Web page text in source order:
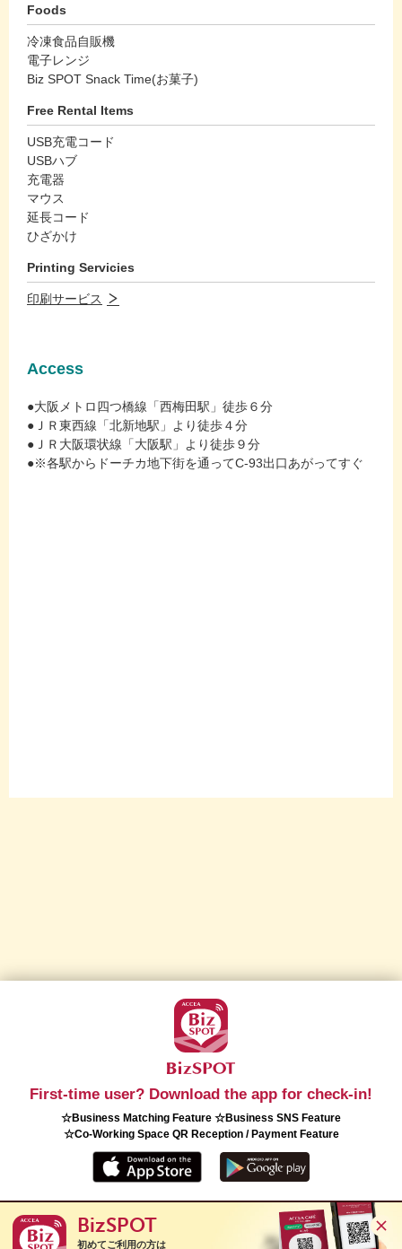
Foods
冷凍食品自販機
電子レンジ
Biz SPOT Snack Time(お菓子)
Free Rental Items
USB充電コード
USBハブ
充電器
マウス
延長コード
ひざかけ
Printing Servicies
印刷サービス
Access
●大阪メトロ四つ橋線「西梅田駅」徒歩６分
●ＪＲ東西線「北新地駅」より徒歩４分
●ＪＲ大阪環状線「大阪駅」より徒歩９分
●※各駅からドーチカ地下街を通ってC-93出口あがってすぐ
First-time user? Download the app for check-in!
☆Business Matching Feature ☆Business SNS Feature
☆Co-Working Space QR Reception / Payment Feature
Copyright(C) 2026 ACCEA Co., Ltd. All Rights Reserved.
BizSPOT
初めてご利用の方は